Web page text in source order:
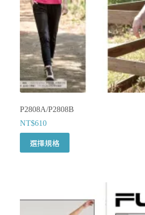
品
頁
面
選
擇
選
項
P2808A/P2808B
NT$610
選擇規格
產
種